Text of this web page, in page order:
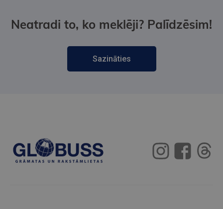
Neatradi to, ko meklēji? Palīdzēsim!
Sazināties